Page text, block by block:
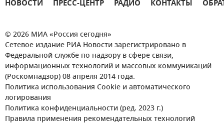
НОВОСТИ ПРЕСС-ЦЕНТР РАДИО КОНТАКТЫ
© 2026 МИА «Россия сегодня»
Сетевое издание РИА Новости зарегистрировано в
Федеральной службе по надзору в сфере связи,
информационных технологий и массовых коммуникаций
(Роскомнадзор) 08 апреля 2014 года.
Политика использования Cookie и автоматического
логирования
Политика конфиденциальности (ред. 2023 г.)
Правила применения рекомендательных технологий